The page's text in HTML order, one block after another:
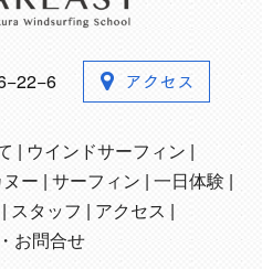
ウインドサーフィン
ヌー サーフィン 一日体験
スタッフ
アクセス
お問合せ